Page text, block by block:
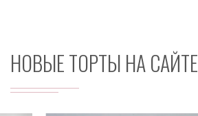
НОВЫЕ ТОРТЫ НА САЙТЕ